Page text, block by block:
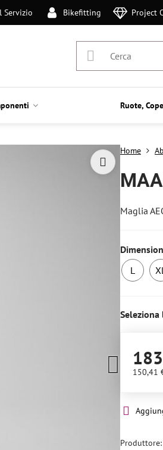
Servizio Bikefitting Project
Ruote,
Home
Maglia
L
150,41
Produttore: